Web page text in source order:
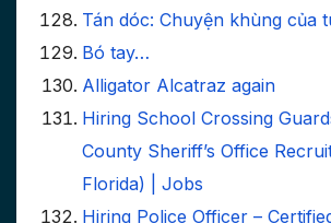
Tán dóc: Chuyện khùng của
Bó tay…
Alligator Alcatraz again
Hiring School Crossing
County Sheriff’s Office
Florida) | Jobs
Hiring Police Officer –